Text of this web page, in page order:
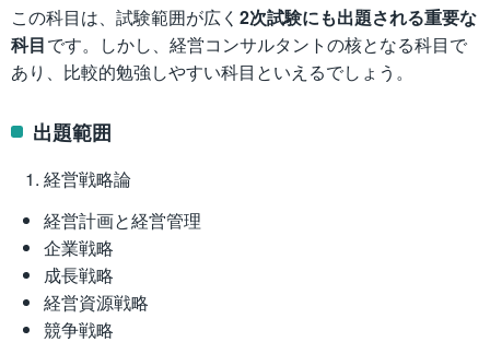
この科目は、試験範囲が広く 2次試験にも出題される重要な
科目です。しかし、経営コンサルタントの核となる科目で
あり、比較的勉強しやすい科目といえるでしょう。
出題範囲
経営戦略論
経営計画と経営管理
企業戦略
成長戦略
経営資源戦略
競争戦略